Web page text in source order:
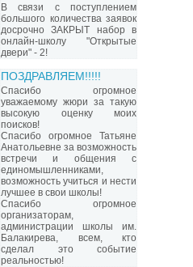
В связи с поступлением
большого количества заявок
досрочно ЗАКРЫТ набор в
онлайн-школу "Открытые
двери" - 2!
ПОЗДРАВЛЯЕМ!!!!!
Спасибо огромное
уважаемому жюри за такую
высокую оценку моих
поисков!
Спасибо огромное Татьяне
Анатольевне за возможность
встречи и общения с
единомышленниками,
возможность учиться и нести
лучшее в свои школы!
Спасибо огромное
организаторам,
администрации школы им.
Балакирева, всем, кто
сделал это событие
реальностью!